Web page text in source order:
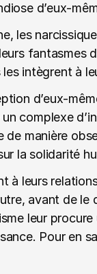
d’eux-
les
fantasmes
les intègrent à
d’eux-
un complexe
de manière
la solidarité
à leurs
avant de
leur
Pour en